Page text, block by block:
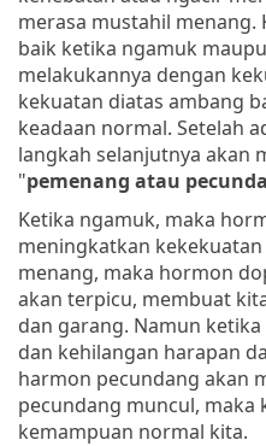
merasa mustahil menang.
baik ketika ngamuk
melakukannya dengan
kekuatan diatas ambang
keadaan normal. Setelah
langkah selanjutnya akan
"pemenang atau
Ketika ngamuk, maka
meningkatkan
menang, maka hormon
akan terpicu, membuat
dan garang. Namun
dan kehilangan harapan
harmon pecundang akan
pecundang muncul, maka
kemampuan normal kita.